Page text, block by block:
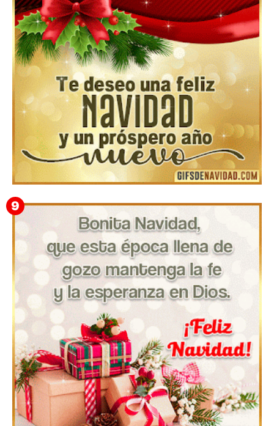
▷ Los Mejores Fondos de pantalla de feliz navidad
2022 📖
Te deseo una Feliz Navidad Marlene